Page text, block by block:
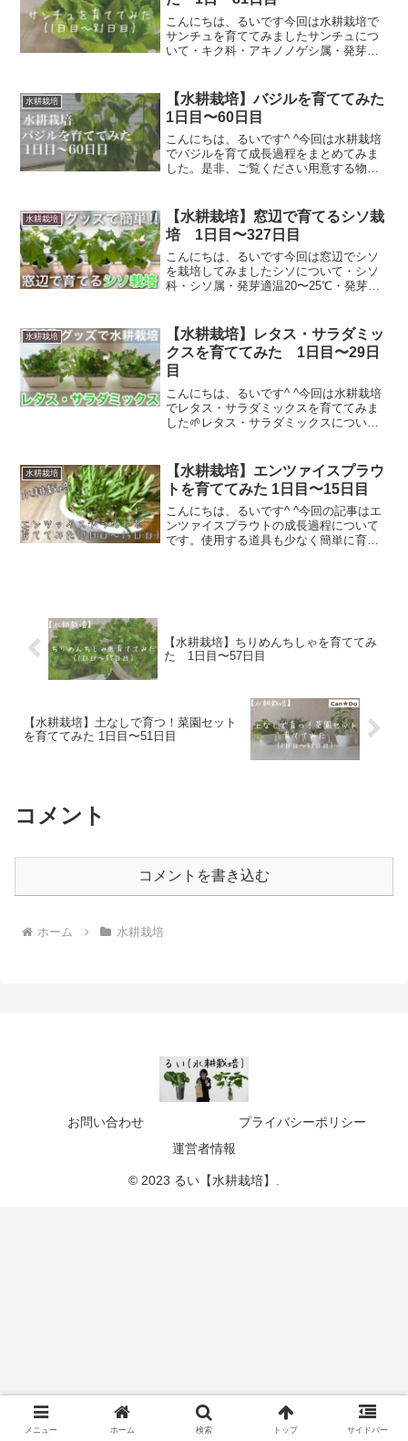
こんにちは、るいです今回は水耕栽培で
サンチュを育ててみましたサンチュにつ
いて・キク科・アキノノゲシ属・発芽適
ジ・ハサミ・カッター・箸・トイレット
ペーパー・適当な容...
水耕栽培
【水耕栽培】バジルを育ててみた
1日目〜60日目
こんにちは、るいです^ ^今回は水耕栽培
でバジルを育て成長過程をまとめてみま
した。是非、ご覧ください用意する物・
パー下準備①スポンジを四角形に切るた
めペンで印を付けてお...
水耕栽培
【水耕栽培】窓辺で育てるシソ栽
培 1日目〜327日目
こんにちは、るいです今回は窓辺でシソ
を栽培してみましたシソについて・シソ
科・シソ属・発芽適温20〜25℃・発芽日
ト・シソの種・ハサミ全て100円ショップ
のDAIS...
水耕栽培
【水耕栽培】レタス・サラダミッ
クスを育ててみた 1日目〜29日
目
こんにちは、るいです^ ^今回は水耕栽培
でレタス・サラダミックスを育ててみま
した🌱レタス・サラダミックスについて
ッケージにはコスレタス、レッドオー
ク、他3種類と記載さ...
水耕栽培
【水耕栽培】エンツァイスプラウ
トを育ててみた 1日目〜15日目
こんにちは、るいです^ ^今回の記事はエ
ンツァイスプラウトの成長過程について
です。使用する道具も少なく簡単に育て
【水耕栽培】ちりめんちしゃを育ててみ
た 1日目〜57日目
【水耕栽培】土なしで育つ！菜園セット
を育ててみた 1日目〜51日目
コメント
コメントを書き込む
ホーム 水耕栽培
お問い合わせ
プライバシーポリシー
運営者情報
© 2023 るい【水耕栽培】.
メニュー ホーム 検索 トップ サイドバー